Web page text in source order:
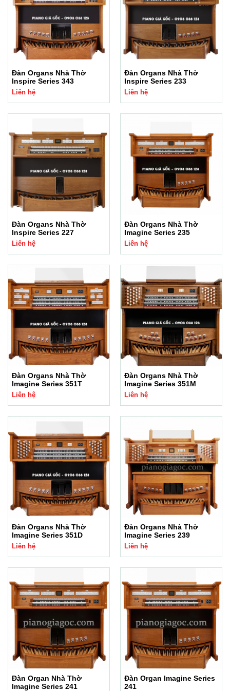
Đàn Organs Nhà Thờ
Inspire Series 343
Liên hệ
Đàn Organs Nhà Thờ
Inspire Series 233
Liên hệ
Đàn Organs Nhà Thờ
Inspire Series 227
Liên hệ
Đàn Organs Nhà Thờ
Imagine Series 235
Liên hệ
Đàn Organs Nhà Thờ
Imagine Series 351T
Liên hệ
Đàn Organs Nhà Thờ
Imagine Series 351M
Liên hệ
Đàn Organs Nhà Thờ
Imagine Series 351D
Liên hệ
Đàn Organs Nhà Thờ
Imagine Series 239
Liên hệ
Đàn Organ Nhà Thờ
Imagine Series 241
Đàn Organ Imagine Series
241